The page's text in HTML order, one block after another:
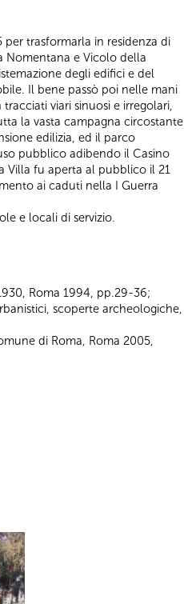
trasformarla in residenza di
Nomentana e Vicolo della
degli edifici e del
Il bene passò poi nelle mani
viari sinuosi e irregolari,
la vasta campagna circostante
edilizia, ed il parco
pubblico adibendo il Casino
Villa fu aperta al pubblico il 21
ai caduti nella I Guerra
e locali di servizio.
Roma 1994, pp.29-36;
scoperte archeologiche,
di Roma, Roma 2005,